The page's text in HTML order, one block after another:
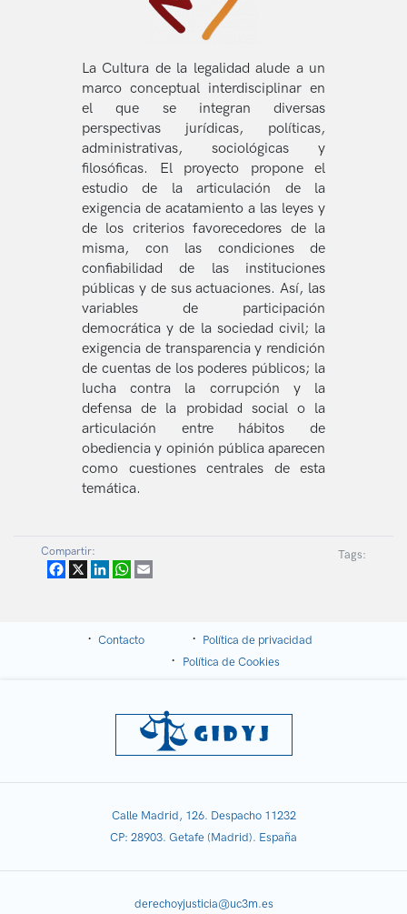
La Cultura de la legalidad alude a un
marco conceptual interdisciplinar en
el que se integran diversas
perspectivas jurídicas, políticas,
administrativas, sociológicas y
filosóficas. El proyecto propone el
estudio de la articulación de la
exigencia de acatamiento a las leyes y
de los criterios favorecedores de la
misma, con las condiciones de
confiabilidad de las instituciones
públicas y de sus actuaciones. Así, las
variables de participación
democrática y de la sociedad civil; la
exigencia de transparencia y rendición
de cuentas de los poderes públicos; la
lucha contra la corrupción y la
defensa de la probidad social o la
articulación entre hábitos de
obediencia y opinión pública aparecen
como cuestiones centrales de esta
temática.
Compartir:
Facebook
X LinkedInWhatsApp
Tags:
Contacto
Política de privacidad
Política de Cookies
Calle Madrid, 126. Despacho 11232
CP: 28903. Getafe (Madrid). España
derechoyjusticia@uc3m.es